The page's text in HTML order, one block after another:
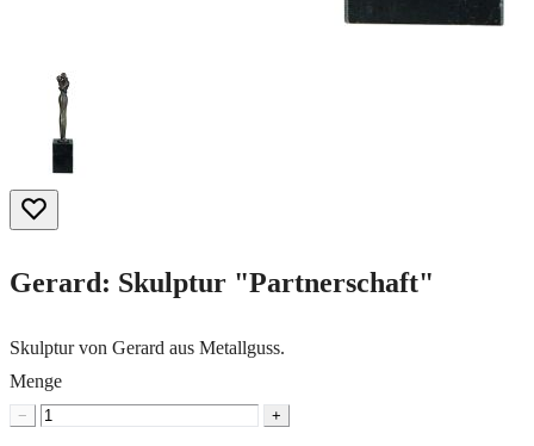
Gerard: Skulptur "Partnerschaft"
Skulptur von Gerard aus Metallguss.
Menge
− +